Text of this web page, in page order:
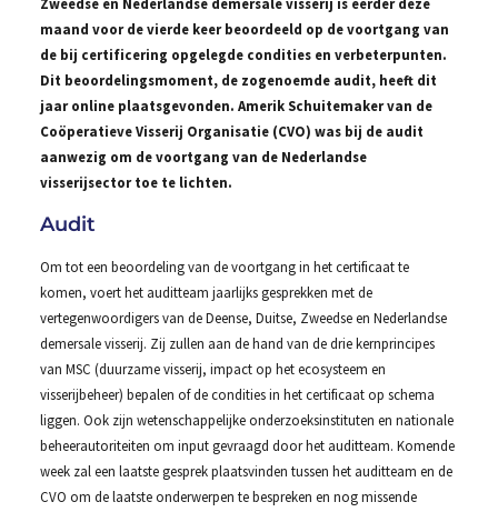
maand voor de vierde keer beoordeeld op de voortgang van
de bij certificering opgelegde condities en verbeterpunten.
Dit beoordelingsmoment, de zogenoemde audit, heeft dit
jaar online plaatsgevonden. Amerik Schuitemaker van de
Coöperatieve Visserij Organisatie (CVO) was bij de audit
aanwezig om de voortgang van de Nederlandse
visserijsector toe te lichten.
Audit
Om tot een beoordeling van de voortgang in het certificaat te
komen, voert het auditteam jaarlijks gesprekken met de
vertegenwoordigers van de Deense, Duitse, Zweedse en Nederlandse
demersale visserij. Zij zullen aan de hand van de drie kernprincipes
van MSC (duurzame visserij, impact op het ecosysteem en
visserijbeheer) bepalen of de condities in het certificaat op schema
liggen. Ook zijn wetenschappelijke onderzoeksinstituten en nationale
beheerautoriteiten om input gevraagd door het auditteam. Komende
week zal een laatste gesprek plaatsvinden tussen het auditteam en de
CVO om de laatste onderwerpen te bespreken en nog missende